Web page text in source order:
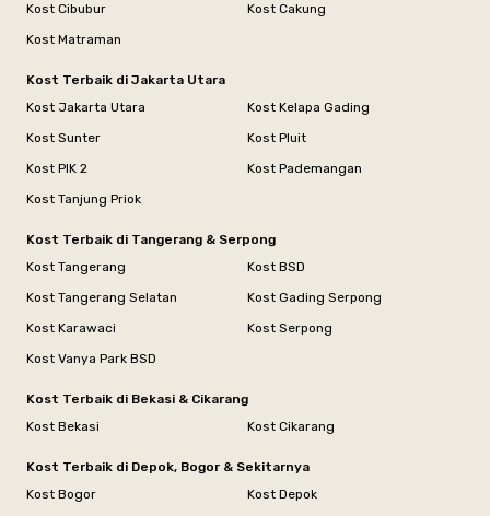
Kost Cibubur
Kost Cakung
Kost Matraman
Kost Terbaik di Jakarta Utara
Kost Jakarta Utara
Kost Kelapa Gading
Kost Sunter
Kost Pluit
Kost PIK 2
Kost Pademangan
Kost Tanjung Priok
Kost Terbaik di Tangerang & Serpong
Kost Tangerang
Kost BSD
Kost Tangerang Selatan
Kost Gading Serpong
Kost Karawaci
Kost Serpong
Kost Vanya Park BSD
Kost Terbaik di Bekasi & Cikarang
Kost Bekasi
Kost Cikarang
Kost Terbaik di Depok, Bogor & Sekitarnya
Kost Bogor
Kost Depok